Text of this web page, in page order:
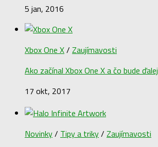
5 jan, 2016
Xbox One X/ Zaujímavosti
Ako začínal Xbox One X a čo bude ďalej
17 okt, 2017
Novinky/ Tipy a triky/ Zaujímavosti